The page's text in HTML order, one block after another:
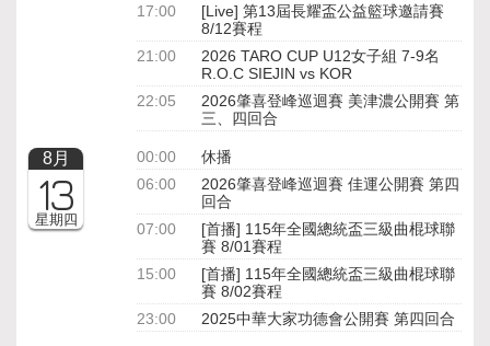
17:00
[Live] 第13屆長耀盃公益籃球邀請賽
8/12賽程
21:00
2026 TARO CUP U12女子組 7-9名
R.O.C SIEJIN vs KOR
22:05
2026肇喜登峰巡迴賽 美津濃公開賽 第
三、四回合
8月
13
星期四
00:00
休播
06:00
2026肇喜登峰巡迴賽 佳運公開賽 第四
回合
07:00
[首播] 115年全國總統盃三級曲棍球聯
賽 8/01賽程
15:00
[首播] 115年全國總統盃三級曲棍球聯
賽 8/02賽程
23:00
2025中華大家功德會公開賽 第四回合